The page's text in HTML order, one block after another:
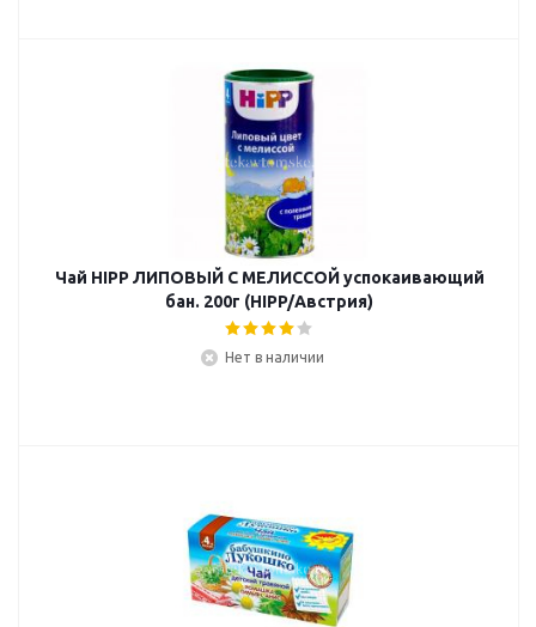
Чай HIPP ЛИПОВЫЙ С МЕЛИССОЙ успокаивающий
бан. 200г (HIPP/Австрия)
Нет в наличии